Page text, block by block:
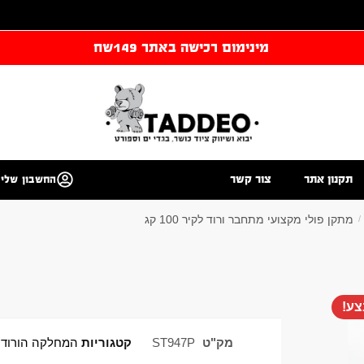
מינימום רכישה באתר 149שח
תקנון אתר צור קשר החשבון שלי
/ מתקן פולי מקצועי מתחבר ורוד לקיר 100 קג
מק"ט ST947P קטגוריות המחלקה